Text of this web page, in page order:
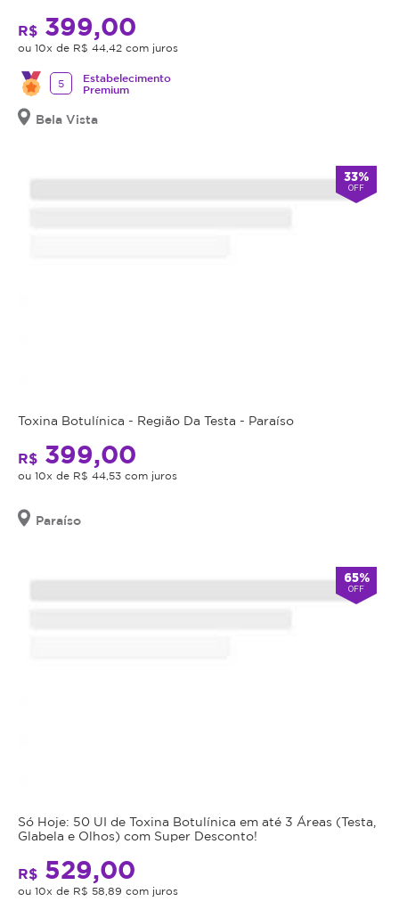
R$ 399,00
ou 10x de R$ 44,42 com juros
5
Estabelecimento
Premium
Bela Vista
33%
OFF
Toxina Botulínica - Região Da Testa - Paraíso
R$ 399,00
ou 10x de R$ 44,53 com juros
Paraíso
65%
OFF
Só Hoje: 50 UI de Toxina Botulínica em até 3 Áreas (Testa,
Glabela e Olhos) com Super Desconto!
R$ 529,00
ou 10x de R$ 58,89 com juros